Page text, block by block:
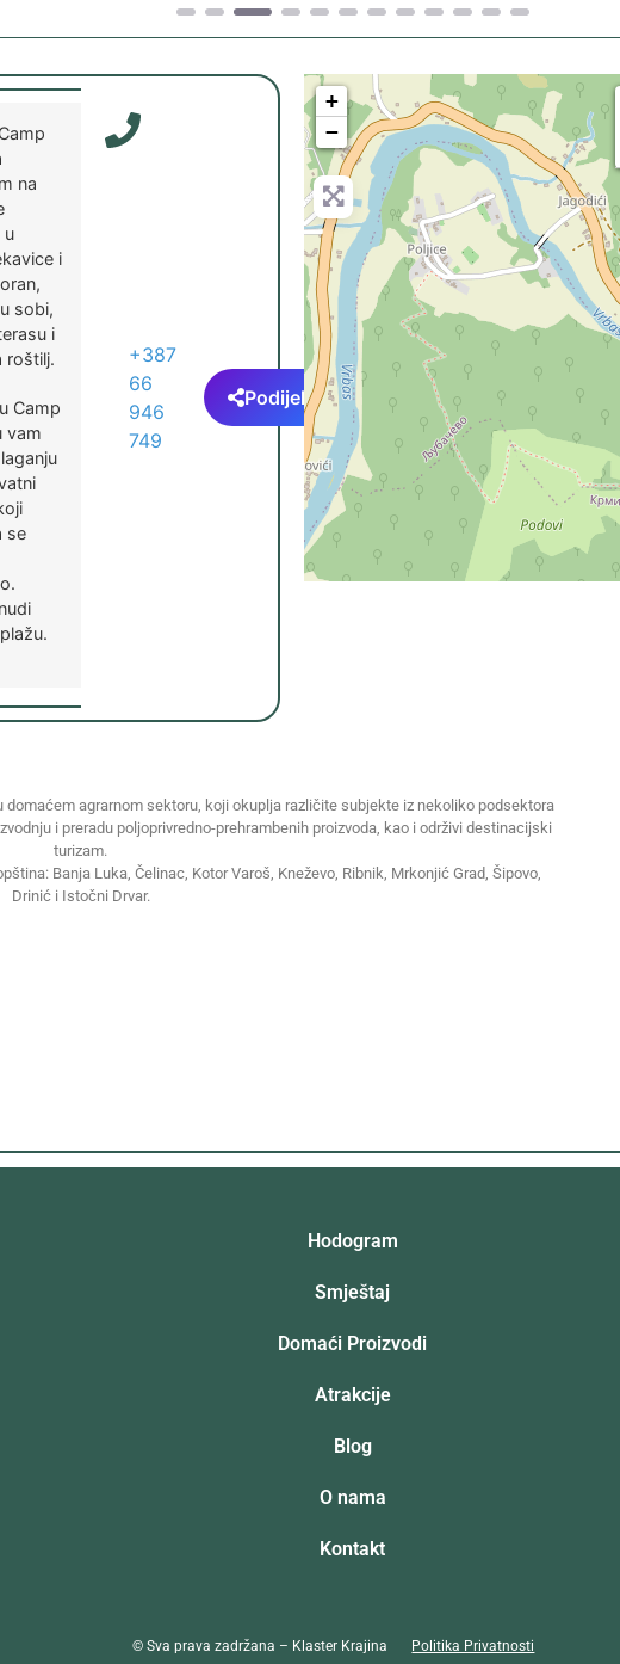
na
u
i
sobi,
i
roštilj.
Camp
vam
se
Podijeli
+387
66
946
749
+
−
domaćem agrarnom sektoru, koji okuplja različite subjekte iz nekoliko podsektora
i preradu poljoprivredno-prehrambenih proizvoda, kao i održivi destinacijski
turizam.
Banja Luka, Čelinac, Kotor Varoš, Kneževo, Ribnik, Mrkonjić Grad, Šipovo,
Drinić i Istočni Drvar.
Hodogram
Smještaj
Domaći Proizvodi
Atrakcije
Blog
O nama
Kontakt
© Sva prava zadržana – Klaster Krajina Politika Privatnosti